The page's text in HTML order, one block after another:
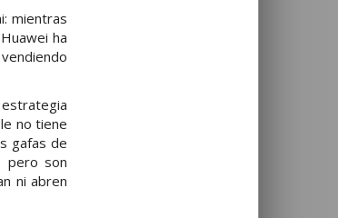
mientras
ha
estrategia
no tiene
gafas de
pero son
ni abren